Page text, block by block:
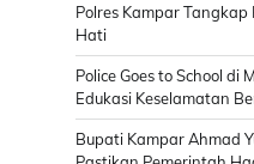
Polres Kampar Tangkap
Hati
Police Goes to School di
Edukasi Keselamatan
Bupati Kampar Ahmad